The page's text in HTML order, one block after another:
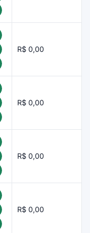
R$ 0,00
R$ 0,00
R$ 0,00
R$ 0,00